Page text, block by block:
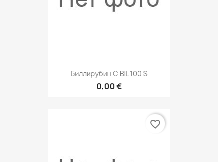
Биллирубин С ВIL 100 S
0,00 €
favorite_border